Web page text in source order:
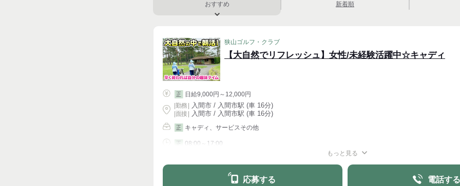
おすすめ 新着順
狭山ゴルフ・クラブ
【大自然でリフレッシュ】女性/未経験活躍中☆キャディ
正
日給9,000円～12,000円
|勤務 入間市 / 入間市駅 (車 16分)
| 面接 | 入間市 / 入間市駅 (車 16分)
正 キャディ、サービスその他
正 08:00～17:00
もっと見る
応募する 電話する